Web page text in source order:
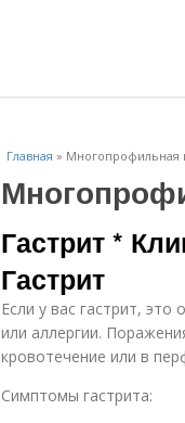
Главная » Многопрофильная
Гастрит *
Гастрит
Если у вас гастрит,
или аллергии.
кровотечение или в
Симптомы гастрита: